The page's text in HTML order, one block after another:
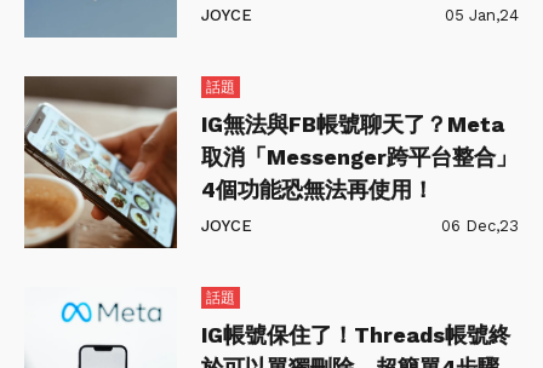
JOYCE 05 Jan,24
話題
IG無法與FB帳號聊天了？Meta
取消「Messenger跨平台整合」
4個功能恐無法再使用！
JOYCE 06 Dec,23
話題
IG帳號保住了！Threads帳號終